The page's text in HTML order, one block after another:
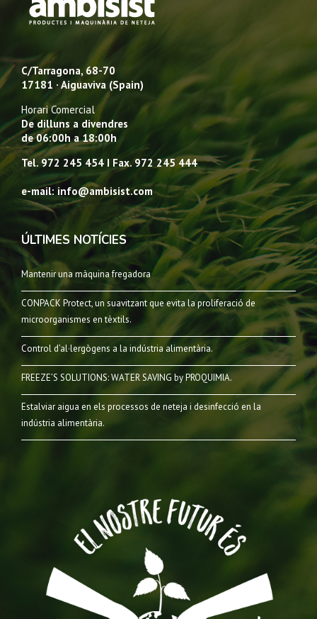
C/Tarragona, 68-70
17181 · Aiguaviva (Spain)
Horari Comercial
De dilluns a divendres
de 06:00h a 18:00h
Tel. 972 245 454 I Fax. 972 245 444
e-mail: info@ambisist.com
ÚLTIMES NOTÍCIES
Mantenir una màquina fregadora
CONPACK Protect, un suavitzant que evita la proliferació de
microorganismes en tèxtils.
Control d’al·lergògens a la indústria alimentària.
FREEZE’S SOLUTIONS: WATER SAVING by PROQUIMIA.
Estalviar aigua en els processos de neteja i desinfecció en la
indústria alimentària.